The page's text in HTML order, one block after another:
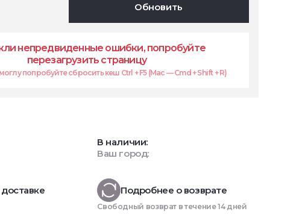
Обновить
непредвиденные ошибки, попробуйте
перезагрузить страницу
попробуйте сбросить кеш Ctrl + F5 (Mac — Cmd + Shift + R)
В наличии:
Ваш город:
Подробнее о возврате
Свободный возврат в течение 14 дней